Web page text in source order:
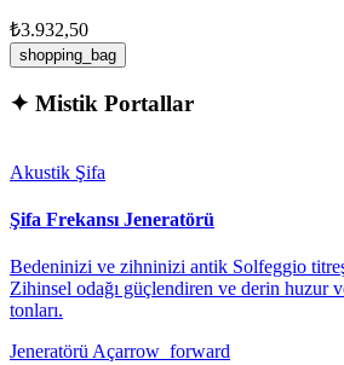
₺3.932,50
shopping_bag
✦ Mistik Portallar
Akustik Şifa
Şifa Frekansı Jeneratörü
Bedeninizi ve zihninizi antik Solfeggio
Zihinsel odağı güçlendiren ve derin huzur
tonları.
Jeneratörü Açarrow_forward